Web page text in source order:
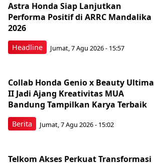
Headline
Astra Honda Siap Lanjutkan
Performa Positif di ARRC Mandalika
2026
Jumat, 7 Agu 2026 - 15:57
Berita
Collab Honda Genio x Beauty Ultima
II Jadi Ajang Kreativitas MUA
Bandung Tampilkan Karya Terbaik
Jumat, 7 Agu 2026 - 15:02
Telkom Akses Perkuat Transformasi